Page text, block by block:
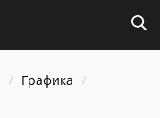
Графика